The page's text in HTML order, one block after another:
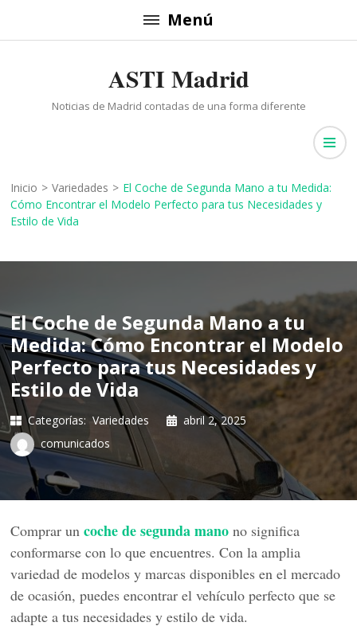
al
Menú
ASTI Madrid
Noticias de Madrid contadas de una forma diferente
Inicio > Variedades > El Coche de Segunda Mano a tu Medida:
Cómo Encontrar el Modelo Perfecto para tus Necesidades y
Estilo de Vida
El Coche de Segunda Mano a tu
Medida: Cómo Encontrar el Modelo
Perfecto para tus Necesidades y
Estilo de Vida
Categorías: Variedades
abril 2, 2025
comunicados
Comprar uncoche de segunda mano no significa
conformarse con lo que encuentres. Con la amplia
variedad de modelos y marcas disponibles en el mercado
de ocasión, puedes encontrar el vehículo perfecto que se
adapte a tus necesidades y estilo de vida.